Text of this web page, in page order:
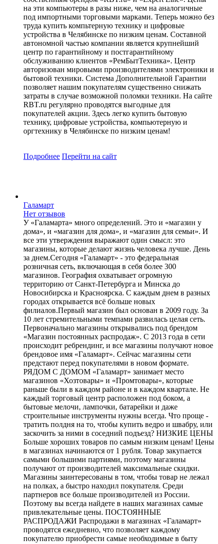
на эти компьютеры в разы ниже, чем на аналогичные
под импортными торговыми марками. Теперь можно без
труда купить компьтерную технику и цифровые
устройства в Челябинске по низким ценам. Составной
автономной частью компании является крупнейший
центр по гарантийному и постгарантийному
обслуживанию клиентов «РемБытТехника». Центр
авторизован мировыми производителями электроники и
бытовой техники. Система Дополнительной Гарантии
позволяет нашим покупателям существенно снижать
затраты в случае возможной поломки техники. На сайте
RBT.ru регулярно проводятся выгодные для
покупателей акции. Здесь легко купить бытовую
технику, цифровые устройства, компьютерную и
оргтехнику в Челябинске по низким ценам!
Подробнее Перейти на сайт
Галамарт
Нет отзывов
У «Галамарта» много определений. Это и «магазин у
дома», и «магазин для дома», и «магазин для семьи». И
все эти утверждения выражают один смысл: это
магазины, которые делают жизнь человека лучше. День
за днем.Сегодня «Галамарт» - это федеральная
розничная сеть, включающая в себя более 300
магазинов. География охватывает огромную
территорию от Санкт-Петербурга и Минска до
Новосибирска и Красноярска. С каждым днем в разных
городах открывается всё больше новых
филиалов.Первый магазин был основан в 2009 году. За
10 лет стремительными темпами развилась целая сеть.
Первоначально магазины открывались под брендом
«Магазин постоянных распродаж». С 2013 года в сети
происходит ребрендинг, и все магазины получают новое
брендовое имя «Галамарт». Сейчас магазины сети
предстают перед покупателями в новом формате.
РЯДОМ С ДОМОМ «Галамарт» занимает место
магазинов «Хозтовары» и «Промтовары», которые
раньше были в каждом районе и в каждом квартале. Не
каждый торговый центр расположен под боком, а
бытовые мелочи, лампочки, батарейки и даже
строительные инструменты нужны всегда. Что проще -
тратить полдня на то, чтобы купить ведро и швабру, или
заскочить за ними в соседний подъезд? НИЗКИЕ ЦЕНЫ
Больше хороших товаров по самым низким ценам! Цены
в магазинах начинаются от 1 рубля. Товар закупается
самыми большими партиями, поэтому магазины
получают от производителей максимальные скидки.
Магазины заинтересованы в том, чтобы товар не лежал
на полках, а быстро находил покупателя. Среди
партнеров все больше производителей из России.
Поэтому вы всегда найдете в наших магазинах самые
привлекательные цены. ПОСТОЯННЫЕ
РАСПРОДАЖИ Распродажи в магазинах «Галамарт»
проводятся ежедневно, что позволяет каждому
покупателю приобрести самые необходимые в быту